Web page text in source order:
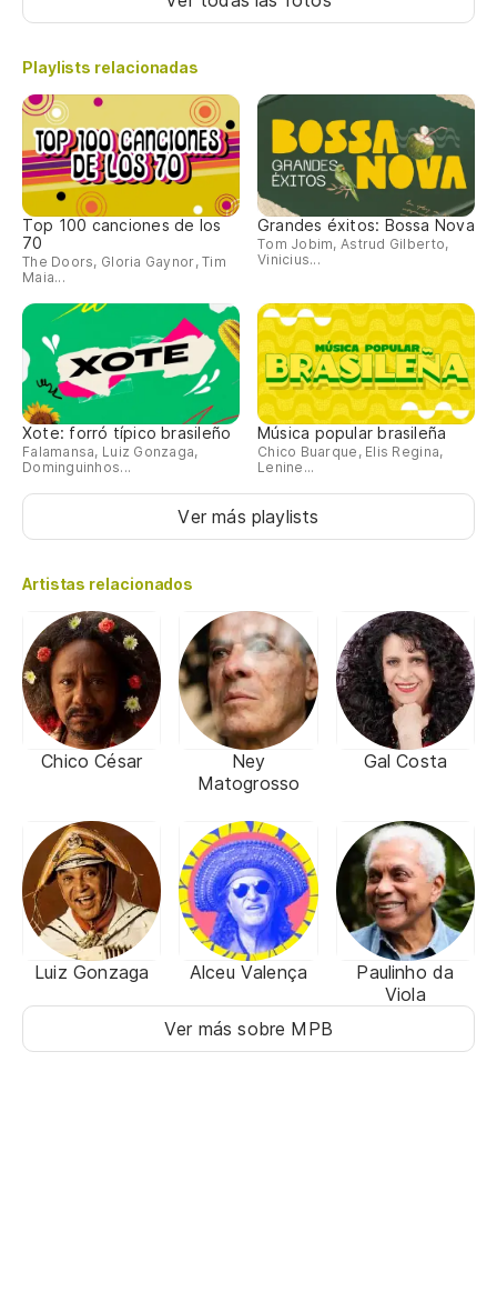
Playlists relacionadas
Top 100 canciones de los
70
The Doors, Gloria Gaynor, Tim
Maia...
Grandes éxitos: Bossa Nova
Tom Jobim, Astrud Gilberto,
Vinicius...
Xote: forró típico brasileño
Falamansa, Luiz Gonzaga,
Dominguinhos...
Música popular brasileña
Chico Buarque, Elis Regina,
Lenine...
Ver más playlists
Artistas relacionados
Chico César
Ney
Matogrosso
Gal Costa
Luiz Gonzaga Alceu Valença
Paulinho da
Viola
Ver más sobre MPB